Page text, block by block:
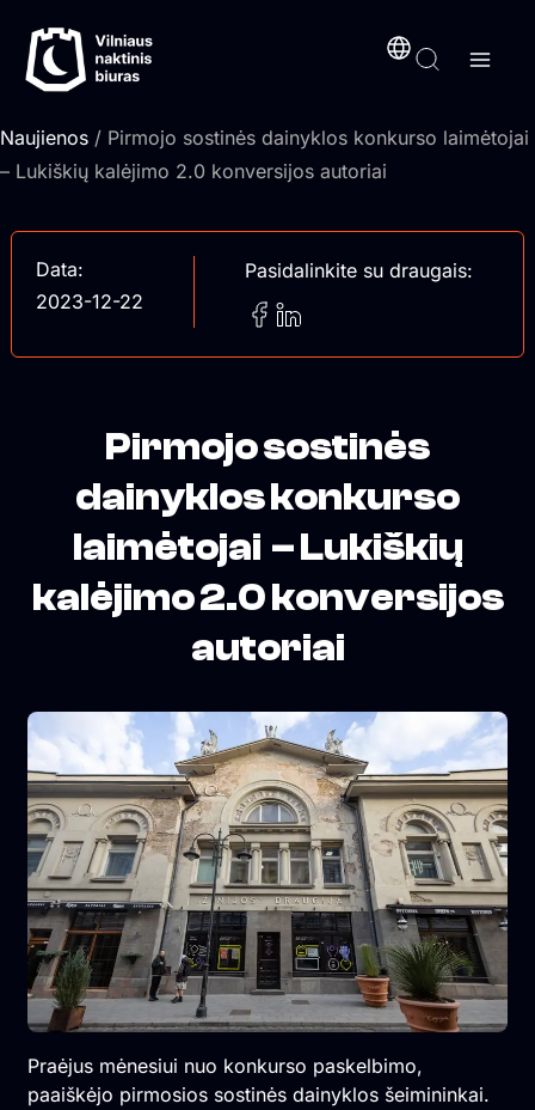
prie
turinio
Naujienos / Pirmojo sostinės dainyklos konkurso laimėtojai
– Lukiškių kalėjimo 2.0 konversijos autoriai
Data:
2023-12-22
Pasidalinkite su draugais:
Pirmojo sostinės
dainyklos konkurso
laimėtojai – Lukiškių
kalėjimo 2.0 konversijos
autoriai
Praėjus mėnesiui nuo konkurso paskelbimo,
paaiškėjo pirmosios sostinės dainyklos šeimininkai.